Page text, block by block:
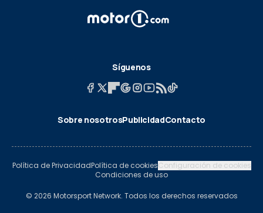
Síguenos
Sobre nosotrosPublicidadContacto
Política de PrivacidadPolítica de cookiesConfiguración de cookies
Condiciones de uso
© 2026 Motorsport Network. Todos los derechos reservados